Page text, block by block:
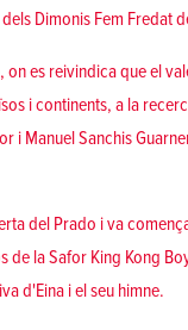
Dimonis Fem Fredat
es reivindica que el
i continents, a la
i Manuel Sanchis
del Prado i va
la Safor King Kong
d'Eina i el seu himne.